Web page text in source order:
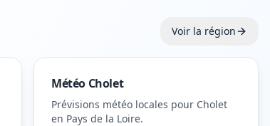
Voir la région
Météo Cholet
Prévisions météo locales pour Cholet
en Pays de la Loire.